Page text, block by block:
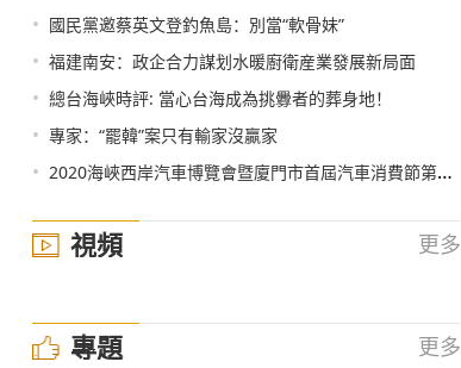
• 國民黨邀蔡英文登釣魚島：別當“軟骨妹”
• 福建南安：政企合力謀划水暖廚衛産業發展新局面
• 總台海峽時評: 當心台海成為挑釁者的葬身地！
• 專家：“罷韓”案只有輸家沒贏家
• 2020海峽西岸汽車博覽會暨廈門市首屆汽車消費節第二次展覽工作會議順利召開
視頻 更多
專題 更多